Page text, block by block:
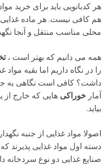
هر کدبانویی باید برای خرید
هم کافی نیست. هر ماده غذایی
محلی مناسب منتقل و آنجا
همه می دانیم که بهتر است ،
را در نگاه داریم اما بقیه
داشت؟ کافی است نگاهی به
آمار خوراکی هایی که خارج
بیاید.
دسته اول مواد غذایی پذیرند
صنایع غذایی دو نوع سردخانه